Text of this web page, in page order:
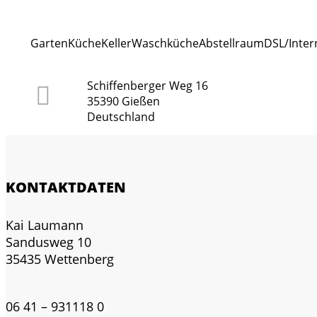
GartenKücheKellerWaschkücheAbstellraumDSL/
Schiffenberger Weg 16
35390 Gießen
Deutschland
KONTAKTDATEN
Kai Laumann
Sandusweg 10
35435 Wettenberg
06 41 – 931118 0